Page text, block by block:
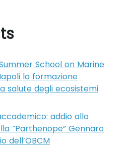
School on Marine
la formazione
salute degli ecosistemi
addio allo
“Parthenope” Gennaro
dell’OBCM